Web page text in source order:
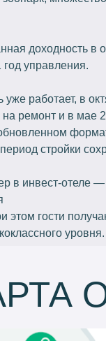
доходность в
год управления.
уже работает, в
на ремонт и в мае
стройки
в инвест-отеле
этом гости
уровня.